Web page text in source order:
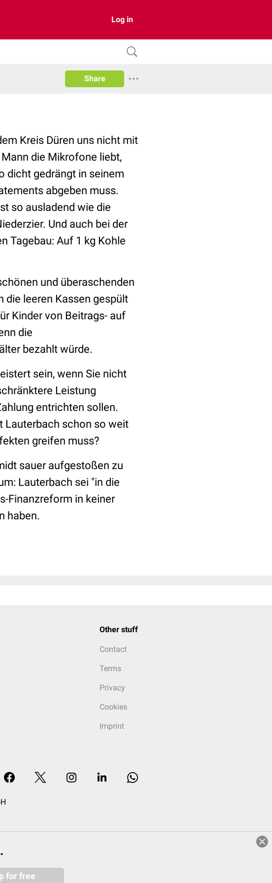
Log in
Share
Kreis Düren uns nicht mit
die Mikrofone liebt,
dicht gedrängt in seinem
abgeben muss.
so ausladend wie die
Und auch bei der
Tagebau: Auf 1 kg Kohle
und überaschenden
die leeren Kassen gespült
Kinder von Beitrags- auf
die
bezahlt würde.
sein, wenn Sie nicht
Leistung
entrichten sollen.
Lauterbach schon so weit
greifen muss?
sauer aufgestoßen zu
Lauterbach sei "in die
Finanzreform in keiner
haben.
Other stuff
Contact
Terms
Privacy
Cookies
Imprint
for free